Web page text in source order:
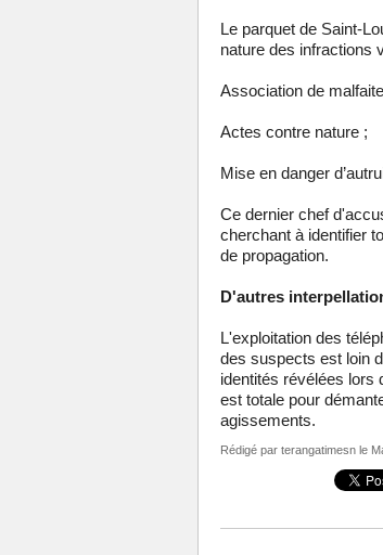
Le parquet de Saint-
nature des infractions
Association de
Actes contre nature ;
Mise en danger
Ce dernier chef
cherchant à identifier
de propagation.
D'autres
L'exploitation des
des suspects est loin
identités révélées lors
est totale pour
agissements.
Rédigé par terangatimesnle